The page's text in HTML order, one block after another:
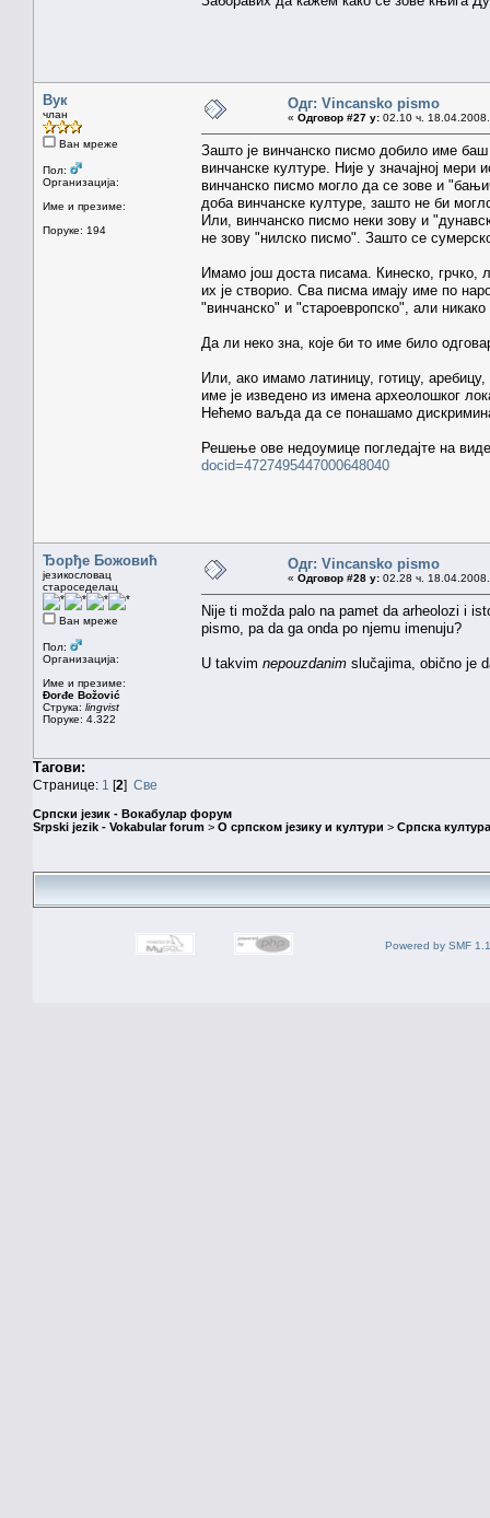
Вук
члан
Ван мреже
Пол:
Организација:
Име и презиме:
Поруке: 194
Одг: Vincansko pismo
« Одговор #27 у: 02.10 ч.
Зашто је винчанско писмо добило име
винчанске културе. Није у значајној
винчанско писмо могло да се зове и
доба винчанске културе, зашто не би
Или, винчанско писмо неки зову и
не зову "нилско писмо". Зашто се
Имамо још доста писама. Кинеско, грчко,
их је створио. Сва писма имају име по
"винчанско" и "староевропско", али
Да ли неко зна, које би то име било
Или, ако имамо латиницу, готицу,
име је изведено из имена археолошког
Нећемо ваљда да се понашамо
Решење ове недоумице погледајте на
docid=4727495447000648040
Ђорђе Божовић
језикословац
староседелац
Ван мреже
Пол:
Организација:
Име и презиме:
Đorđe Božović
Струка: lingvist
Поруке: 4.322
Одг: Vincansko pismo
« Одговор #28 у: 02.28 ч.
Nije ti možda palo na pamet da arheolozi i
pismo, pa da ga onda po njemu imenuju?
U takvim nepouzdanim slučajima, obično je
Тагови:
Странице: 1 [2] Све
Српски језик - Вокабулар форум
Srpski jezik - Vokabular forum > О српском језику и култури > Српска
Powered by SMF